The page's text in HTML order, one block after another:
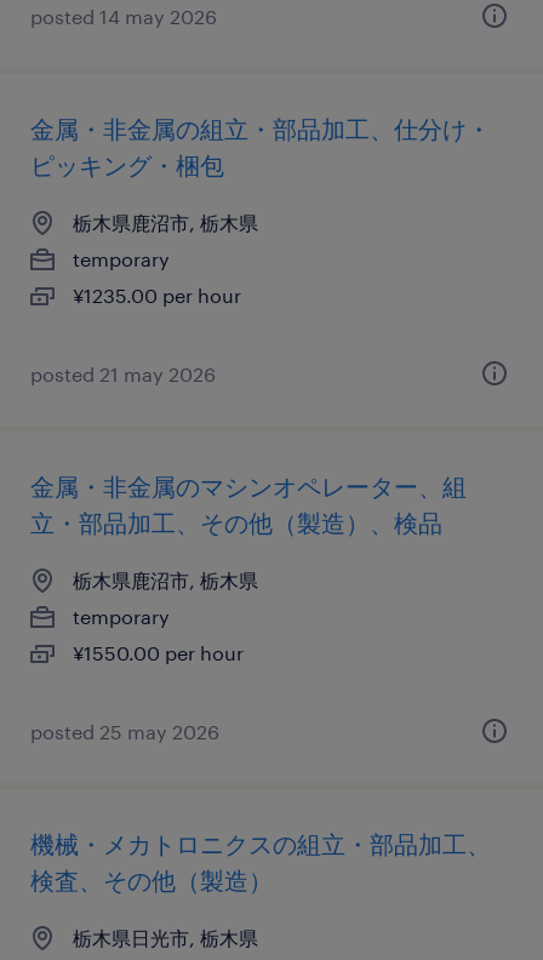
posted 14 may 2026
金属・非金属の組立・部品加工、仕分け・
ピッキング・梱包
栃木県鹿沼市, 栃木県
temporary
¥1235.00 per hour
posted 21 may 2026
金属・非金属のマシンオペレーター、組
立・部品加工、その他（製造）、検品
栃木県鹿沼市, 栃木県
temporary
¥1550.00 per hour
posted 25 may 2026
機械・メカトロニクスの組立・部品加工、
検査、その他（製造）
栃木県日光市, 栃木県